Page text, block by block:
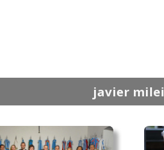
javier milei